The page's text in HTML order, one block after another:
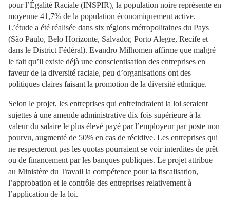
pour l’Égalité Raciale (INSPIR), la population noire représente en
moyenne 41,7% de la population économiquement active.
L’étude a été réalisée dans six régions métropolitaines du Pays
(São Paulo, Belo Horizonte, Salvador, Porto Alegre, Recife et
dans le District Fédéral). Evandro Milhomen affirme que malgré
le fait qu’il existe déjà une conscientisation des entreprises en
faveur de la diversité raciale, peu d’organisations ont des
politiques claires faisant la promotion de la diversité ethnique.
Selon le projet, les entreprises qui enfreindraient la loi seraient
sujettes à une amende administrative dix fois supérieure à la
valeur du salaire le plus élevé payé par l’employeur par poste non
pourvu, augmenté de 50% en cas de récidive. Les entreprises qui
ne respecteront pas les quotas pourraient se voir interdites de prêt
ou de financement par les banques publiques. Le projet attribue
au Ministère du Travail la compétence pour la fiscalisation,
l’approbation et le contrôle des entreprises relativement à
l’application de la loi.